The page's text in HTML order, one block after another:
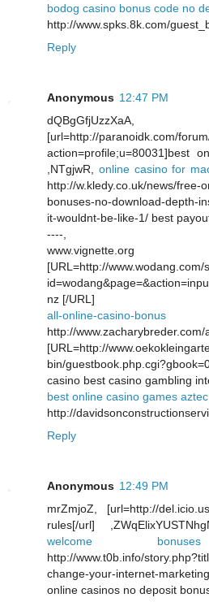
bodog casino bonus code no
http://www.spks.8k.com/
Reply
Anonymous 12:47 PM
dQBgGfjUzzXaA,
[url=http://paranoidk.com/
action=profile;u=80031]best
,NTgjwR, online casino for
http://w.kledy.co.uk/news/free-
bonuses-no-download-depth-
it-wouldnt-be-like-1/ best
----,
www.vignette.org
[URL=http://
nz [/URL]
all-online-casino-bonus
http://
[URL=http://
bin/
casino best casino gambling
best online casino games
http://
Reply
Anonymous 12:49 PM
mrZmjoZ, [url=http://
rules[/url]
welcome bonuses
http://www.t0b.info/
change-your-internet-
online casinos no deposit